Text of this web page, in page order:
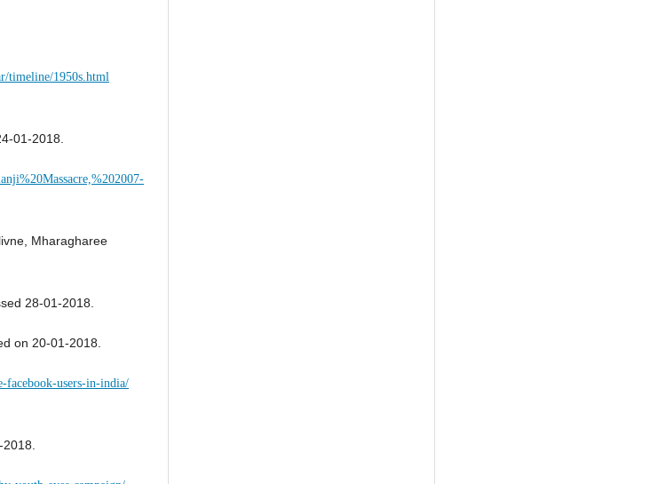
timeline/1950s.html
01-2018.
Mharagharee
28-01-2018.
on 20-01-2018.
facebook-users-in-india/